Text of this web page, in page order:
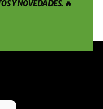
Y NOVEDADES. 🔥